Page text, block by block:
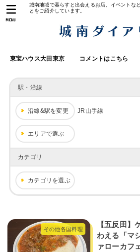
城南地域で暮らすと出会えるお店、イベントな
とをご紹介しています。
東宝ハウス大田東京 コメントはこちら
MENU
駅・沿線
沿線&駅を変更 JR山手線
エリアで選ぶ
カテゴリ
カテゴリを選ぶ
その他各国料理
【五反田】
わえる「マ
ァローカフ